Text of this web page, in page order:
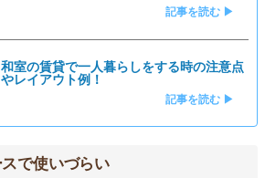
記事を読む ▶
和室の賃貸で一人暮らしをする時の注意点
やレイアウト例！
記事を読む ▶
で使いづらい